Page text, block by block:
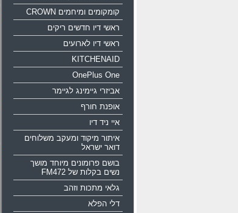
קומקומים ומיחמים CROWN
ראשי דיו חדשים ריקים
ראשי דיו לארועים
KITCHENAID
OnePlus One
אביזרי גיימינג לגיימר
אופנת חורף
איי ניד דיו
איתור מיקוד ומעקב משלוחים
דואר ישראל
בושם פרומונים מיוחד מושך
נשים בקלות של FM472
גלאי מתכות וזהב
דלי הפלא